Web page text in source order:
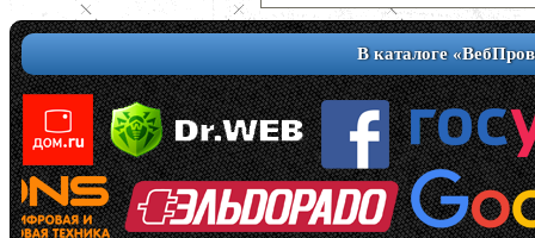
В каталоге